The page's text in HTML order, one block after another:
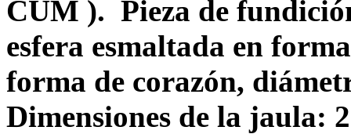
CUM ). Pieza de
esfera esmaltada en
forma de corazón,
Dimensiones de la jaula: